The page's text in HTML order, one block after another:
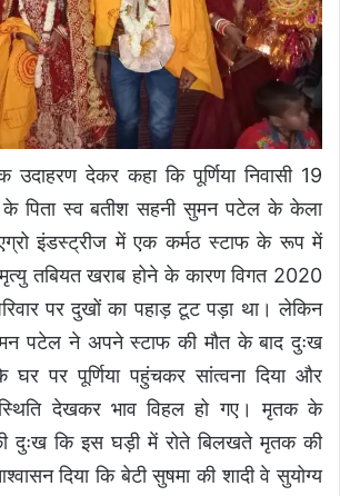
उदाहरण देकर कहा कि पूर्णिया निवासी 19
के पिता स्व बतीश सहनी सुमन पटेल के केला
इंडस्ट्रीज में एक कर्मठ स्टाफ के रूप में
तबियत खराब होने के कारण विगत 2020
पर दुखों का पहाड़ टूट पड़ा था। लेकिन
पटेल ने अपने स्टाफ की मौत के बाद दुःख
पर पूर्णिया पहुंचकर सांत्वना दिया और
स्थिति देखकर भाव विहल हो गए। मृतक के
दुःख कि इस घड़ी में रोते बिलखते मृतक की
दिया कि बेटी सुषमा की शादी वे सुयोग्य